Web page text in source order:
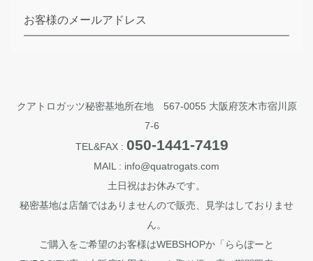
お客様のメールアドレス
クアトロガッツ秘密基地所在地 567-0055 大阪府茨木市宿川原
7-6
TEL&FAX : 050-1441-7419
MAIL : info@quatrogats.com
土日祝はお休みです。
秘密基地は店舗ではありませんので販売、見学はしておりませ
ん。
ご購入をご希望のお客様はWEBSHOPか「ららぽーと